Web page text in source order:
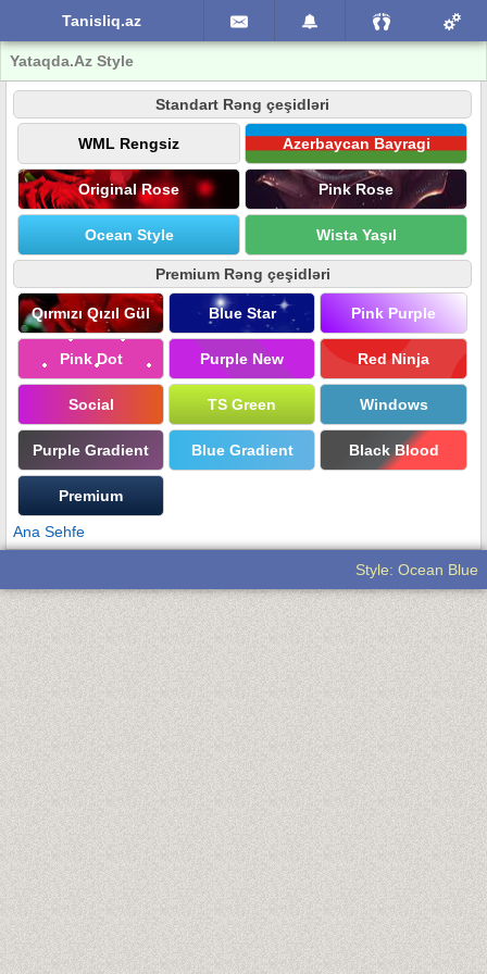
Tanisliq.az
Yataqda.Az Style
Standart Rəng çeşidləri
WML Rengsiz Azerbaycan Bayragi
Original Rose Pink Rose
Ocean Style Wista Yaşıl
Premium Rəng çeşidləri
Qırmızı Qızıl Gül Blue Star Pink Purple
Pink Dot Purple New Red Ninja
Social TS Green Windows
Purple Gradient Blue Gradient Black Blood
Premium
Ana Sehfe
Style: Ocean Blue